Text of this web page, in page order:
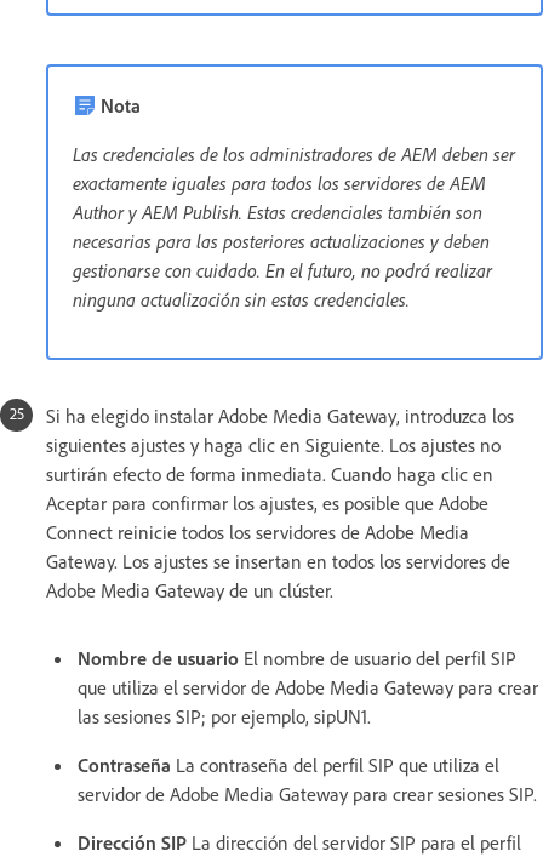
Nota
Las credenciales de los administradores de AEM deben ser
exactamente iguales para todos los servidores de AEM
Author y AEM Publish. Estas credenciales también son
necesarias para las posteriores actualizaciones y deben
gestionarse con cuidado. En el futuro, no podrá realizar
ninguna actualización sin estas credenciales.
Si ha elegido instalar Adobe Media Gateway, introduzca los
siguientes ajustes y haga clic en Siguiente. Los ajustes no
surtirán efecto de forma inmediata. Cuando haga clic en
Aceptar para confirmar los ajustes, es posible que Adobe
Connect reinicie todos los servidores de Adobe Media
Gateway. Los ajustes se insertan en todos los servidores de
Adobe Media Gateway de un clúster.
Nombre de usuario El nombre de usuario del perfil SIP
que utiliza el servidor de Adobe Media Gateway para crear
las sesiones SIP; por ejemplo, sipUN1.
Contraseña La contraseña del perfil SIP que utiliza el
servidor de Adobe Media Gateway para crear sesiones SIP.
Dirección SIP La dirección del servidor SIP para el perfil